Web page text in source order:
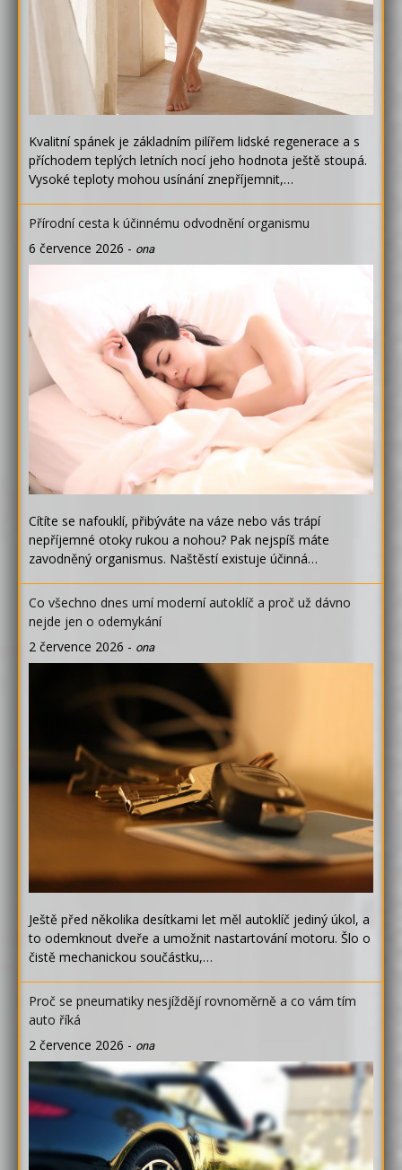
Kvalitní spánek je základním pilířem lidské regenerace a s
příchodem teplých letních nocí jeho hodnota ještě stoupá.
Vysoké teploty mohou usínání znepříjemnit,…
Přírodní cesta k účinnému odvodnění organismu
6 července 2026 - ona
Cítíte se nafouklí, přibýváte na váze nebo vás trápí
nepříjemné otoky rukou a nohou? Pak nejspíš máte
zavodněný organismus. Naštěstí existuje účinná…
Co všechno dnes umí moderní autoklíč a proč už dávno
nejde jen o odemykání
2 července 2026 - ona
Ještě před několika desítkami let měl autoklíč jediný úkol, a
to odemknout dveře a umožnit nastartování motoru. Šlo o
čistě mechanickou součástku,…
Proč se pneumatiky nesjíždějí rovnoměrně a co vám tím
auto říká
2 července 2026 - ona